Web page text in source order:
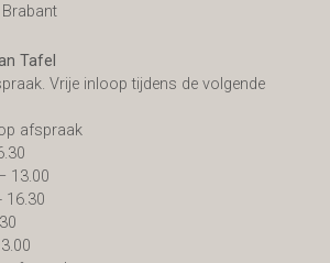
Tafel
Vrije inloop tijdens de volgende
afspraak
13.00
16.30